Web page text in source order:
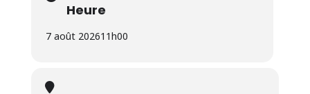
Heure
7 août 202611h00